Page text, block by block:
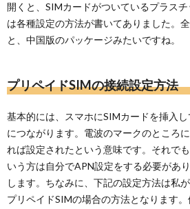
開くと、SIMカードがついているプラス
は各種設定の方法が書いてありました。
と、中国版のパッケージみたいですね。
プリペイドSIMの接続設定方法
基本的には、スマホにSIMカードを挿入
につながります。電波のマークのところ
れば設定されたという意味です。それで
いう方は自分でAPN設定をする必要があ
します。ちなみに、下記の設定方法は私
プリペイドSIMの場合の方法となります。